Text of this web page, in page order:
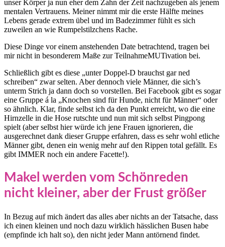
unser Körper ja nun eher dem Zahn der Zeit nachzugeben als jenem
mentalen Vertrauens. Meiner nimmt mir die erste Hälfte meines
Lebens gerade extrem übel und im Badezimmer fühlt es sich
zuweilen an wie Rumpelstilzchens Rache.
Diese Dinge vor einem anstehenden Date betrachtend, tragen bei
mir nicht in besonderem Maße zur TeilnahmeMUTivation bei.
Schließlich gibt es diese „unter Doppel-D brauchst gar ned
schreiben“ zwar selten. Aber dennoch viele Männer, die sich’s
unterm Strich ja dann doch so vorstellen. Bei Facebook gibt es sogar
eine Gruppe á la „Knochen sind für Hunde, nicht für Männer“ oder
so ähnlich. Klar, finde selbst ich da den Punkt erreicht, wo die eine
Hirnzelle in die Hose rutschte und nun mit sich selbst Pingpong
spielt (aber selbst hier würde ich jene Frauen ignorieren, die
ausgerechnet dank dieser Gruppe erfahren, dass es sehr wohl etliche
Männer gibt, denen ein wenig mehr auf den Rippen total gefällt. Es
gibt IMMER noch ein andere Facette!).
Makel werden vom Schönreden
nicht kleiner, aber der Frust größer
In Bezug auf mich ändert das alles aber nichts an der Tatsache, dass
ich einen kleinen und noch dazu wirklich hässlichen Busen habe
(empfinde ich halt so), den nicht jeder Mann antörnend findet.